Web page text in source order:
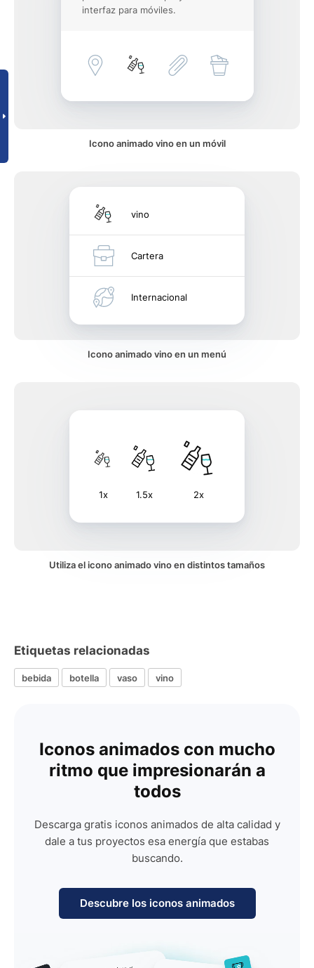
interfaz para móviles.
Icono animado vino en un móvil
vino
Cartera
Internacional
Icono animado vino en un menú
1x 1.5x 2x
Utiliza el icono animado vino en distintos tamaños
Etiquetas relacionadas
bebida botella vaso vino
Iconos animados con mucho
ritmo que impresionarán a
todos
Descarga gratis iconos animados de alta calidad y
dale a tus proyectos esa energía que estabas
buscando.
Descubre los iconos animados